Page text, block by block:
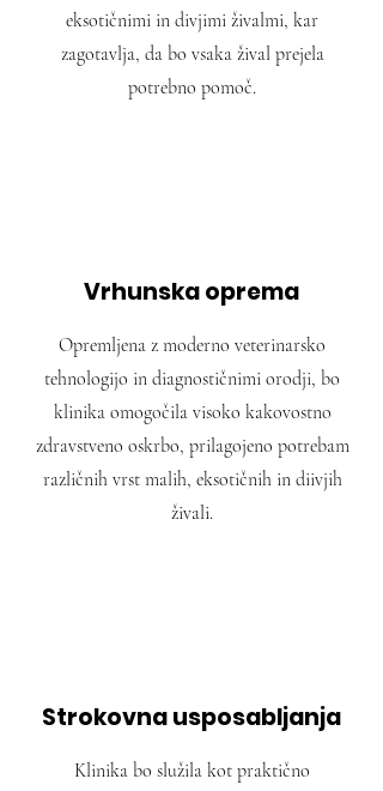
eksotičnimi in divjimi živalmi, kar
zagotavlja, da bo vsaka žival prejela
potrebno pomoč.
Vrhunska oprema
Opremljena z moderno veterinarsko
tehnologijo in diagnostičnimi orodji, bo
klinika omogočila visoko kakovostno
zdravstveno oskrbo, prilagojeno potrebam
različnih vrst malih, eksotičnih in diivjih
živali.
Strokovna usposabljanja
Klinika bo služila kot praktično